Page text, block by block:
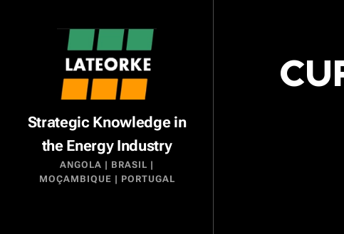
Strategic Knowledge in
the Energy Industry
ANGOLA | BRASIL |
MOÇAMBIQUE | PORTUGAL